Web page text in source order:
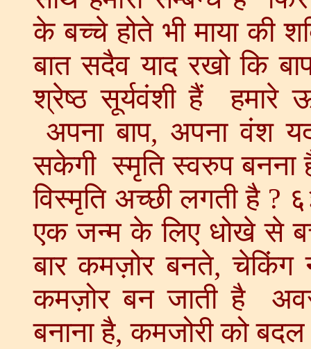
के बच्चे होते भी माया की
बात सदैव याद रखो कि
श्रेष्ठ सूर्यवंशी हैं हमारे
अपना बाप, अपना वंश
सकेगी स्मृति स्वरुप बनना
विस्मृति अच्छी लगती है ?
एक जन्म के लिए धोखे से
बार कमज़ोर बनते, चेकिंग
कमज़ोर बन जाती है
बनाना है, कमजोरी को बदल